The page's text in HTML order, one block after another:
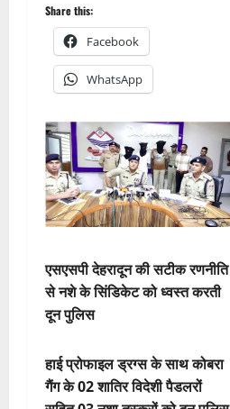
Share this:
Facebook
WhatsApp
एसएसपी देहरादून की सटीक रणनीति
से नशे के सिंडिकेट को ध्वस्त करती
दून पुलिस
हाई प्रोफाइल ड्रग्स के साथ कोबरा
गैंग के 02 शातिर विदेशी पैडलरों